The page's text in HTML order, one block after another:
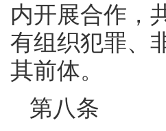
内开展合作，
有组织犯罪、
其前体。
第八条